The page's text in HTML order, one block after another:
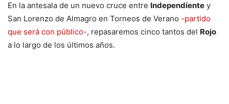
En la antesala de un nuevo cruce entre Independiente y
San Lorenzo de Almagro en Torneos de Verano -partido
que será con público-, repasaremos cinco tantos del Rojo
a lo largo de los últimos años.